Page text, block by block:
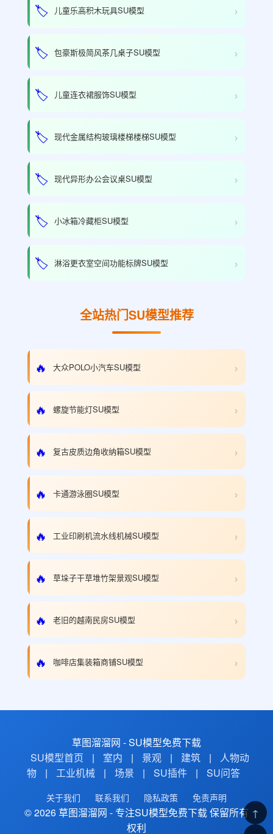
🏷️ 儿童乐高积木玩具SU模型 ›
🏷️ 包豪斯极简风茶几桌子SU模型 ›
🏷️ 儿童连衣裙服饰SU模型 ›
🏷️ 现代金属结构玻璃楼梯楼梯SU模型 ›
🏷️ 现代异形办公会议桌SU模型 ›
🏷️ 小冰箱冷藏柜SU模型 ›
🏷️ 淋浴更衣室空间功能标牌SU模型 ›
全站热门SU模型推荐
🔥 大众POLO小汽车SU模型 ›
🔥 螺旋节能灯SU模型 ›
🔥 复古皮质边角收纳箱SU模型 ›
🔥 卡通游泳圈SU模型 ›
🔥 工业印刷机流水线机械SU模型 ›
🔥 草垛子干草堆竹架景观SU模型 ›
🔥 老旧的越南民房SU模型 ›
🔥 咖啡店集装箱商铺SU模型 ›
草图溜溜网 - SU模型免费下载
SU模型首页
| 室内 | 景观 | 建筑 |
人物动
物
| 工业机械 | 场景 | SU插件 | SU问答
关于我们 联系我们 隐私政策 免责声明
© 2026 草图溜溜网 - 专注SU模型免费下载 保留所有
权利
↑